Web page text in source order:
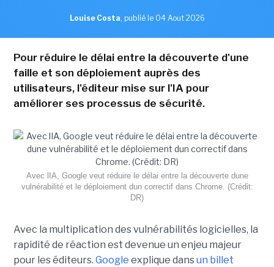
Louise Costa, publié le 04 Aout 2026
Pour réduire le délai entre la découverte d'une
faille et son déploiement auprès des
utilisateurs, l'éditeur mise sur l'IA pour
améliorer ses processus de sécurité.
Avec lIA, Google veut réduire le délai entre la découverte dune
vulnérabilité et le déploiement dun correctif dans Chrome. (Crédit:
DR)
Avec la multiplication des vulnérabilités logicielles, la
rapidité de réaction est devenue un enjeu majeur
pour les éditeurs. Google explique dansun billet